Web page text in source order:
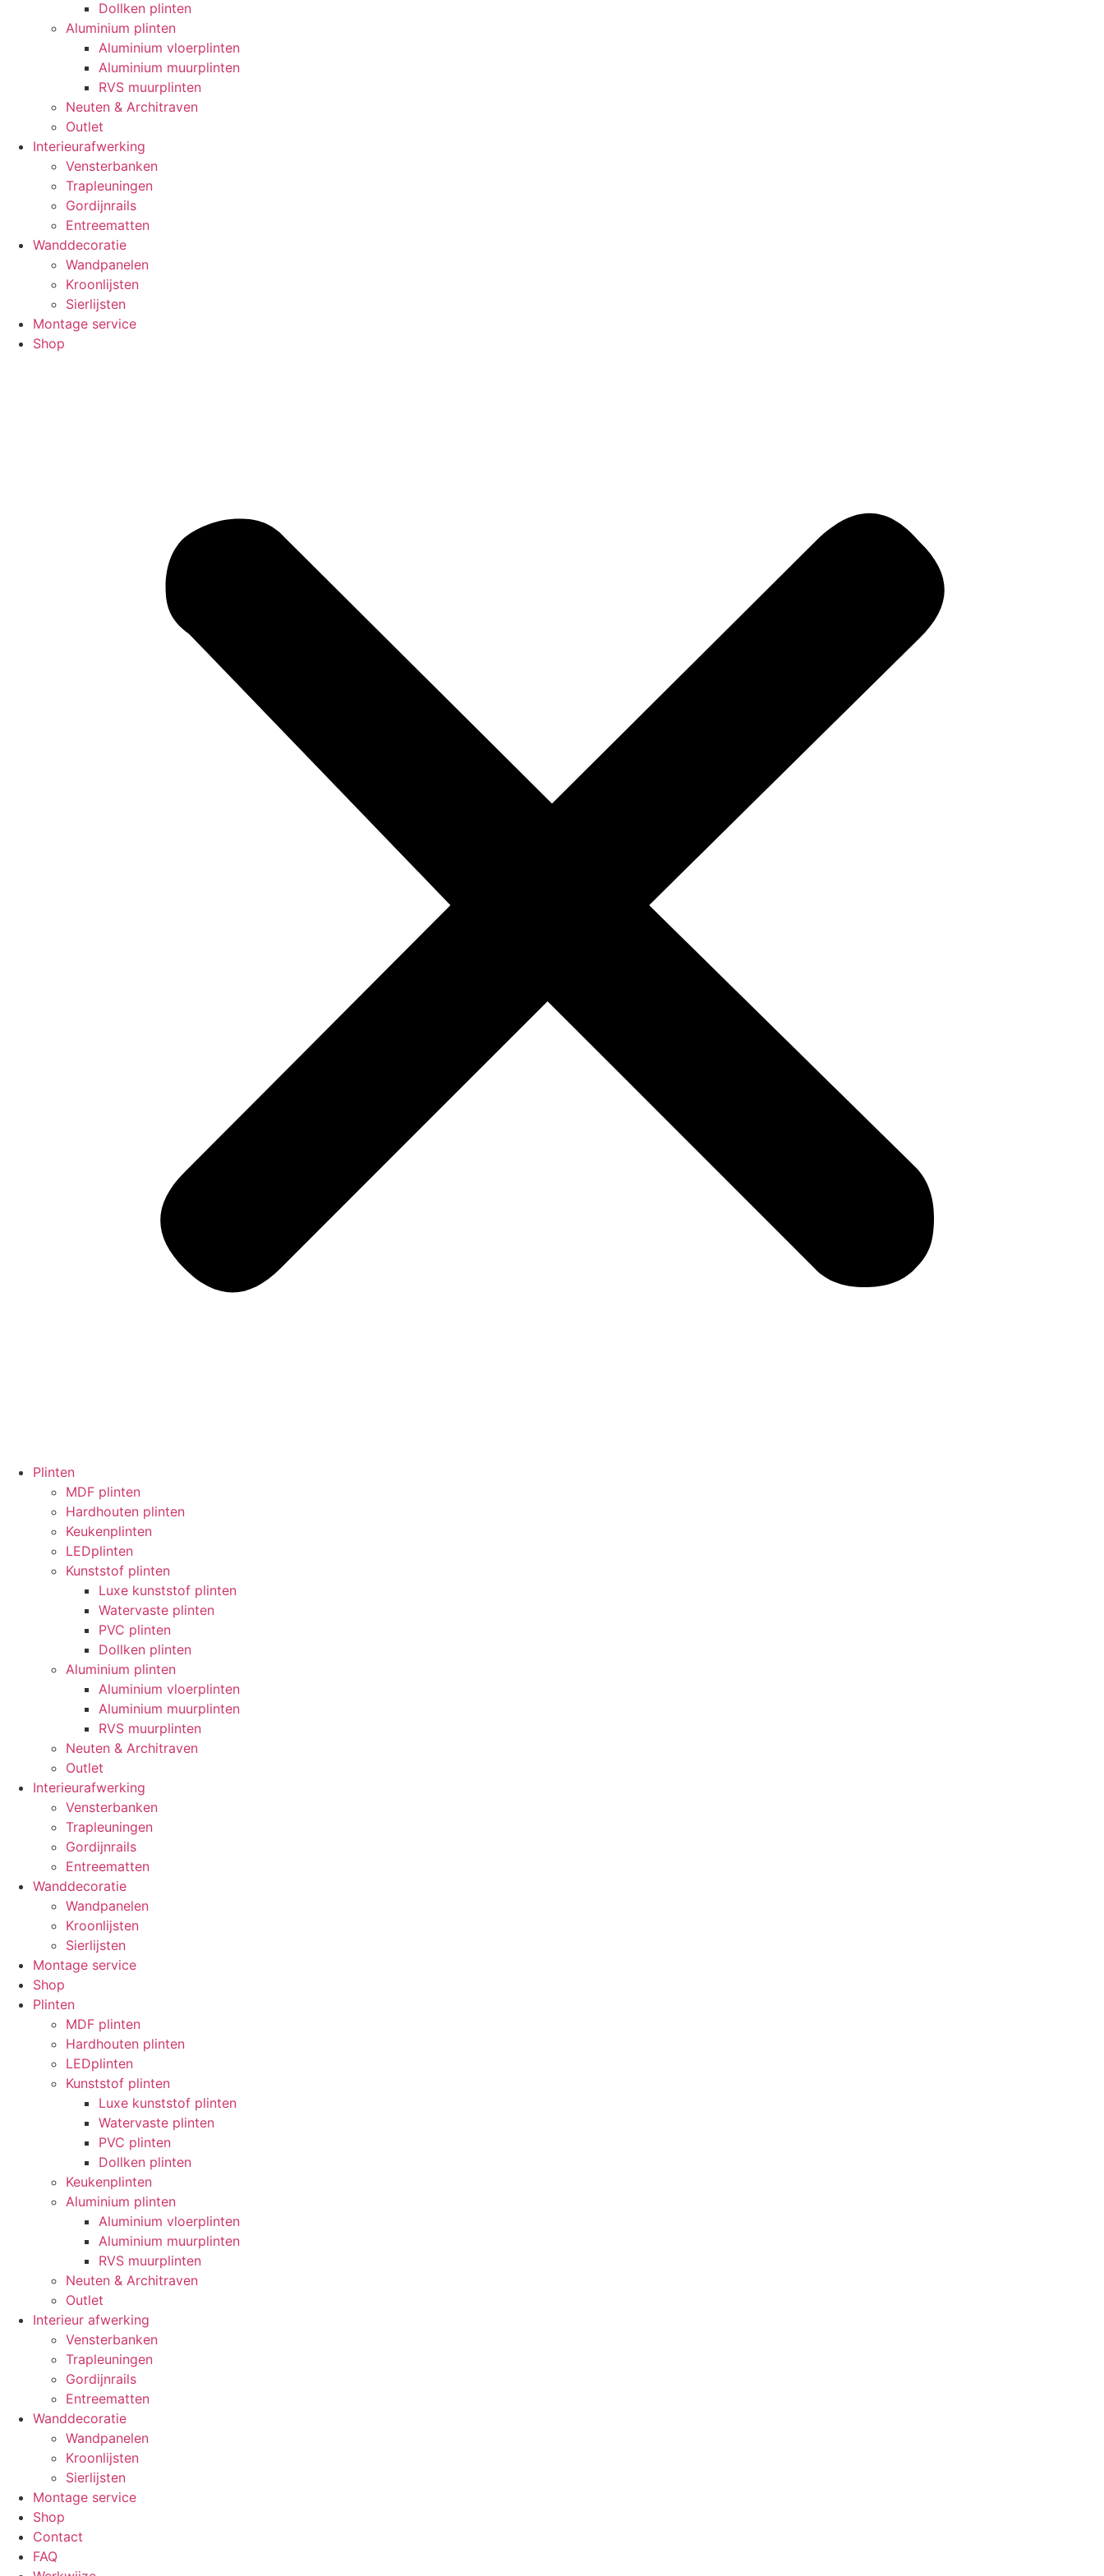
Dollken plinten
Aluminium plinten
Aluminium vloerplinten
Aluminium muurplinten
RVS muurplinten
Neuten & Architraven
Outlet
Interieurafwerking
Vensterbanken
Trapleuningen
Gordijnrails
Entreematten
Wanddecoratie
Wandpanelen
Kroonlijsten
Sierlijsten
Montage service
Shop
Plinten
MDF plinten
Hardhouten plinten
Keukenplinten
LEDplinten
Kunststof plinten
Luxe kunststof plinten
Watervaste plinten
PVC plinten
Dollken plinten
Aluminium plinten
Aluminium vloerplinten
Aluminium muurplinten
RVS muurplinten
Neuten & Architraven
Outlet
Interieurafwerking
Vensterbanken
Trapleuningen
Gordijnrails
Entreematten
Wanddecoratie
Wandpanelen
Kroonlijsten
Sierlijsten
Montage service
Shop
Plinten
MDF plinten
Hardhouten plinten
LEDplinten
Kunststof plinten
Luxe kunststof plinten
Watervaste plinten
PVC plinten
Dollken plinten
Keukenplinten
Aluminium plinten
Aluminium vloerplinten
Aluminium muurplinten
RVS muurplinten
Neuten & Architraven
Outlet
Interieur afwerking
Vensterbanken
Trapleuningen
Gordijnrails
Entreematten
Wanddecoratie
Wandpanelen
Kroonlijsten
Sierlijsten
Montage service
Shop
Contact
FAQ